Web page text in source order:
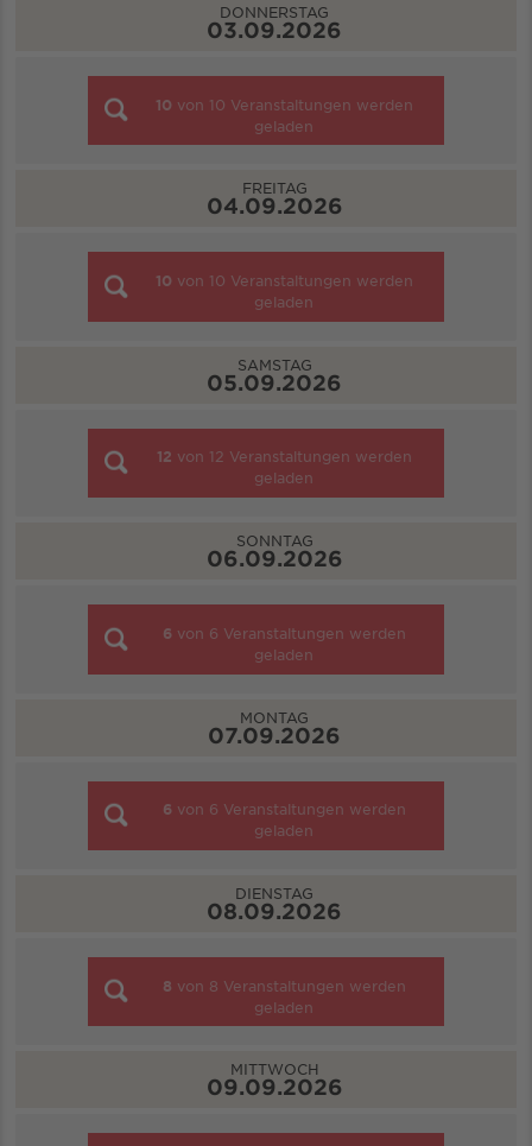
DONNERSTAG
03.09.2026
10 von 10 Veranstaltungen werden
geladen
FREITAG
04.09.2026
10 von 10 Veranstaltungen werden
geladen
SAMSTAG
05.09.2026
12 von 12 Veranstaltungen werden
geladen
SONNTAG
06.09.2026
6 von 6 Veranstaltungen werden
geladen
MONTAG
07.09.2026
6 von 6 Veranstaltungen werden
geladen
DIENSTAG
08.09.2026
8 von 8 Veranstaltungen werden
geladen
MITTWOCH
09.09.2026